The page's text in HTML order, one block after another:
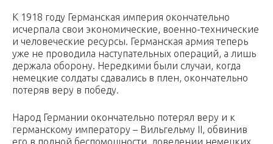
К 1918 году Германская империя окончательно
исчерпала свои экономические, военно-технические
и человеческие ресурсы. Германская армия теперь
уже не проводила наступательных операций, а лишь
держала оборону. Нередкими были случаи, когда
немецкие солдаты сдавались в плен, окончательно
потеряв веру в победу.
Народ Германии окончательно потерял веру и к
германскому императору – Вильгельму II, обвинив
его в полной беспомощности, доведении немецких